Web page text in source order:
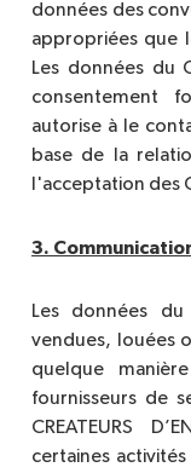
données des
appropriées que
Les données du
consentement
autorise à le
base de la
l'acceptation des
3.
Les données
vendues, louées
quelque
fournisseurs de
CREATEURS
certaines